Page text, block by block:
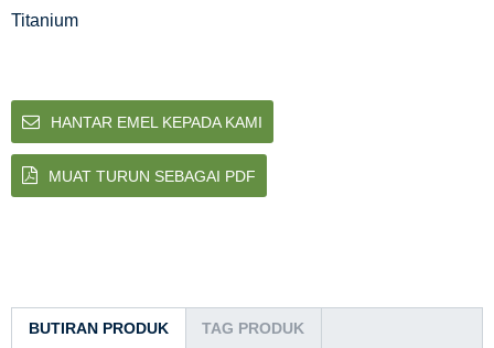
Titanium
HANTAR EMEL KEPADA KAMI
MUAT TURUN SEBAGAI PDF
BUTIRAN PRODUK TAG PRODUK